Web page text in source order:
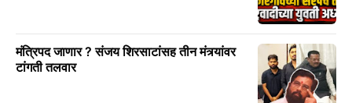
मंत्रिपद जाणार ? संजय शिरसाटांसह तीन मंत्र्यांवर
टांगती तलवार